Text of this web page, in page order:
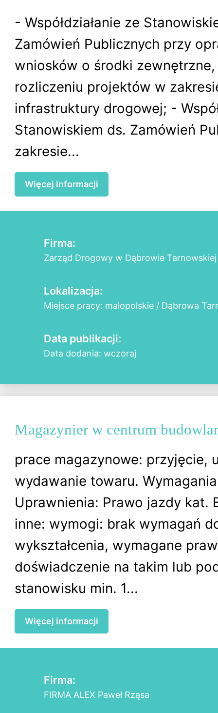
- Współdziałanie ze
Zamówień Publicznych przy
wniosków o środki
rozliczeniu projektów w
infrastruktury drogowej; -
Stanowiskiem ds. Zamówień
zakresie...
Więcej informacji
Firma:
Zarząd Drogowy w Dąbrowie Tarnowskiej
Lokalizacja:
Miejsce pracy: małopolskie / Dąbrowa
Data publikacji:
Data dodania: wczoraj
Magazynier w centrum
prace magazynowe: przyjęcie,
wydawanie towaru.
Uprawnienia: Prawo jazdy kat.
inne: wymogi: brak wymagań
wykształcenia, wymagane
doświadczenie na takim lub
stanowisku min. 1...
Więcej informacji
Firma:
FIRMA ALEX Paweł Rząsa